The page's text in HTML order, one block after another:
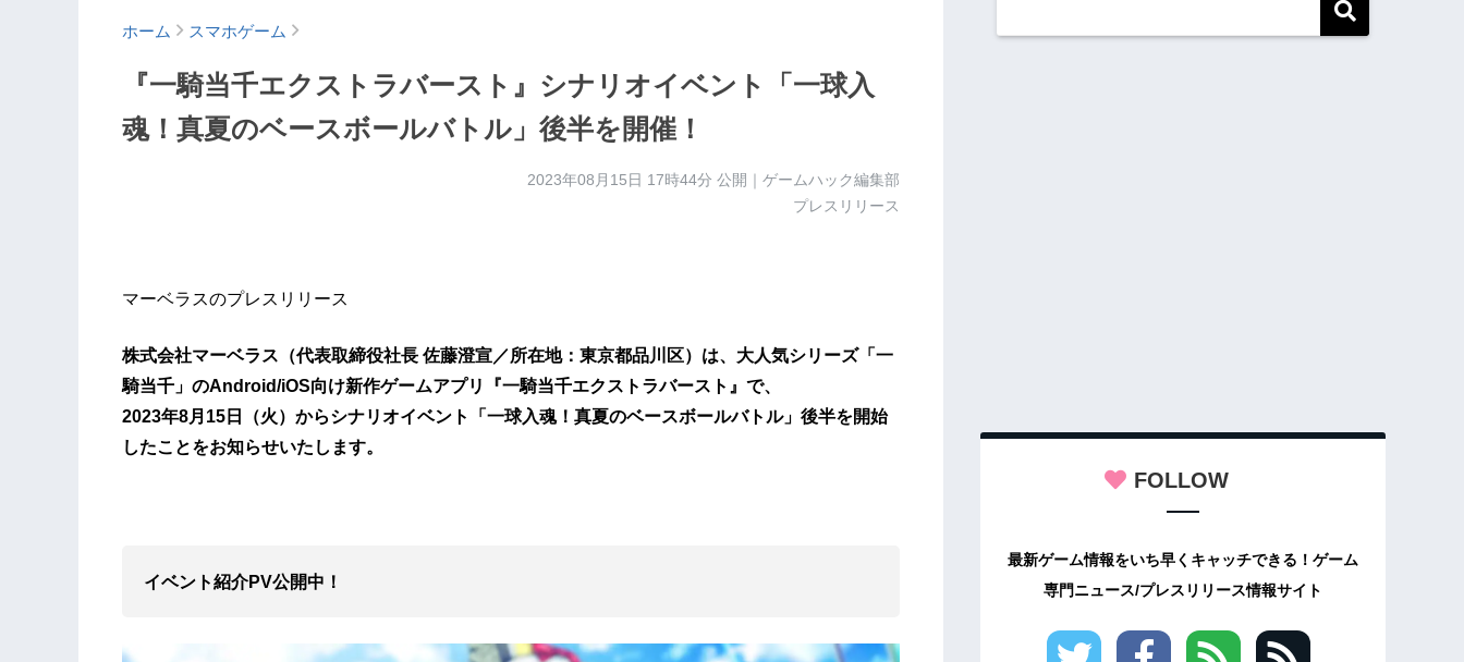
ホーム スマホゲーム
『一騎当千エクストラバースト』シナリオイベント「一球入
魂！真夏のベースボールバトル」後半を開催！
2023年08月15日 17時44分 公開｜ゲームハック編集部
プレスリリース
マーベラスのプレスリリース
株式会社マーベラス（代表取締役社長 佐藤澄宣／所在地：東京都品川区）は、大人気シリーズ「一
騎当千」のAndroid/iOS向け新作ゲームアプリ『一騎当千エクストラバースト』で、
2023年8月15日（火）からシナリオイベント「一球入魂！真夏のベースボールバトル」後半を開始
したことをお知らせいたします。
イベント紹介PV公開中！
FOLLOW
最新ゲーム情報をいち早くキャッチできる！ゲーム
専門ニュース/プレスリリース情報サイト